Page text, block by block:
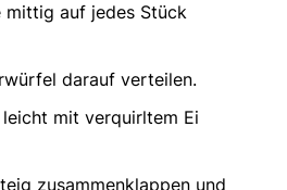
mittig auf jedes Stück
darauf verteilen.
leicht mit verquirltem Ei
zusammenklappen und